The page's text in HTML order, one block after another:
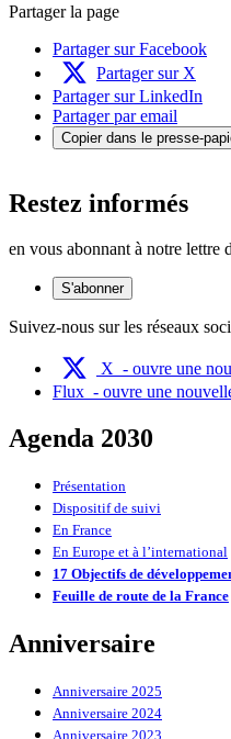
Partager la page
Partager sur Facebook
Partager sur X
Partager sur LinkedIn
Partager par email
Copier dans le presse-
Restez informés
en vous abonnant à notre lettre
S'abonner
Suivez-nous sur les réseaux
X - ouvre une
Flux - ouvre une
Agenda 2030
Présentation
Dispositif de suivi
En France
En Europe et à l’international
17 Objectifs de
Feuille de route de la France
Anniversaire
Anniversaire 2025
Anniversaire 2024
Anniversaire 2023